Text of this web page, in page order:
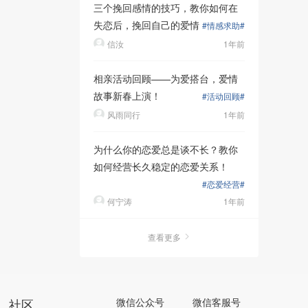
三个挽回感情的技巧，教你如何在
失恋后，挽回自己的爱情 #情感求助#
1年前
信汝
相亲活动回顾——为爱搭台，爱情
故事新春上演！
#活动回顾#
1年前
风雨同行
为什么你的恋爱总是谈不长？教你
如何经营长久稳定的恋爱关系！
#恋爱经营#
1年前
何宁涛
查看更多
社区 微信公众号 微信客服号